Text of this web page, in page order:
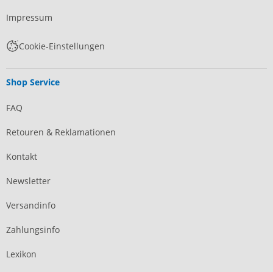
Impressum
Cookie-Einstellungen
Shop Service
FAQ
Retouren & Reklamationen
Kontakt
Newsletter
Versandinfo
Zahlungsinfo
Lexikon